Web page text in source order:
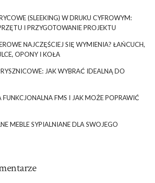
(SLEEKING) W DRUKU CYFROWYM:
I PRZYGOTOWANIE PROJEKTU
NAJCZĘŚCIEJ SIĘ WYMIENIA? ŁAŃCUCH,
OPONY I KOŁA
JAK WYBRAĆ IDEALNĄ DO
FUNKCJONALNA FMS I JAK MOŻE POPRAWIĆ
MEBLE SYPIALNIANE DLA SWOJEGO